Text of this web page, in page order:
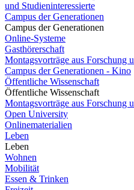
und Studieninteressierte
Campus der Generationen
Campus der Generationen
Online-Systeme
Gasthörerschaft
Montagsvorträge aus Forschung
Campus der Generationen - Kino
Öffentliche Wissenschaft
Öffentliche Wissenschaft
Montagsvorträge aus Forschung
Open University
Onlinematerialien
Leben
Leben
Wohnen
Mobilität
Essen & Trinken